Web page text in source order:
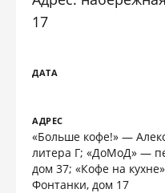
17
ДАТА
АДРЕС
«Больше кофе!» —
литера Г; «ДоМоД» —
дом 37; «Кофе на
Фонтанки, дом 17